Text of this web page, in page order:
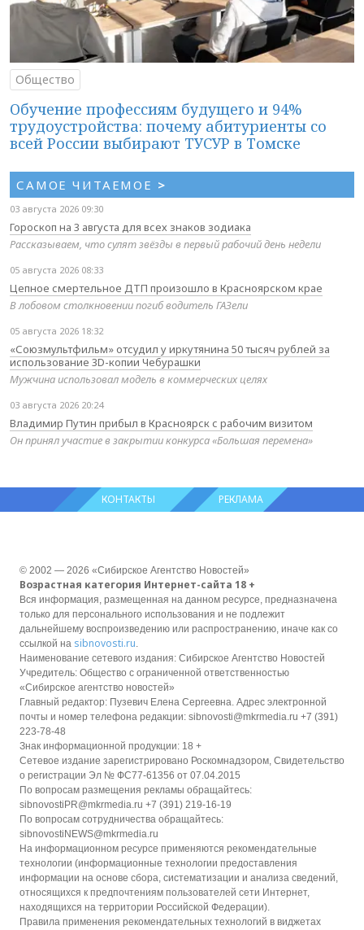
Общество
Обучение профессиям будущего и 94%
трудоустройства: почему абитуриенты со
всей России выбирают ТУСУР в Томске
САМОЕ ЧИТАЕМОЕ >
03 августа 2026 09:30
Гороскоп на 3 августа для всех знаков зодиака
Рассказываем, что сулят звёзды в первый рабочий день недели
05 августа 2026 08:33
Цепное смертельное ДТП произошло в Красноярском крае
В лобовом столкновении погиб водитель ГАЗели
05 августа 2026 18:32
«Союзмультфильм» отсудил у иркутянина 50 тысяч рублей за
использование 3D-копии Чебурашки
Мужчина использовал модель в коммерческих целях
03 августа 2026 20:24
Владимир Путин прибыл в Красноярск с рабочим визитом
Он принял участие в закрытии конкурса «Большая перемена»
КОНТАКТЫ РЕКЛАМА
© 2002 — 2026 «Сибирское Агентство Новостей»
Возрастная категория Интернет-сайта 18 +
Вся информация, размещенная на данном ресурсе, предназначена
только для персонального использования и не подлежит
дальнейшему воспроизведению или распространению, иначе как со
ссылкой на sibnovosti.ru.
Наименование сетевого издания: Сибирское Агентство Новостей
Учредитель: Общество с ограниченной ответственностью
«Сибирское агентство новостей»
Главный редактор: Пузевич Елена Сергеевна. Адрес электронной
почты и номер телефона редакции: sibnovosti@mkrmedia.ru +7 (391)
223-78-48
Знак информационной продукции: 18 +
Сетевое издание зарегистрировано Роскомнадзором, Свидетельство
о регистрации Эл № ФС77-61356 от 07.04.2015
По вопросам размещения рекламы обращайтесь:
sibnovostiPR@mkrmedia.ru +7 (391) 219-16-19
По вопросам сотрудничества обращайтесь:
sibnovostiNEWS@mkrmedia.ru
На информационном ресурсе применяются рекомендательные
технологии (информационные технологии предоставления
информации на основе сбора, систематизации и анализа сведений,
относящихся к предпочтениям пользователей сети Интернет,
находящихся на территории Российской Федерации).
Правила применения рекомендательных технологий в виджетах